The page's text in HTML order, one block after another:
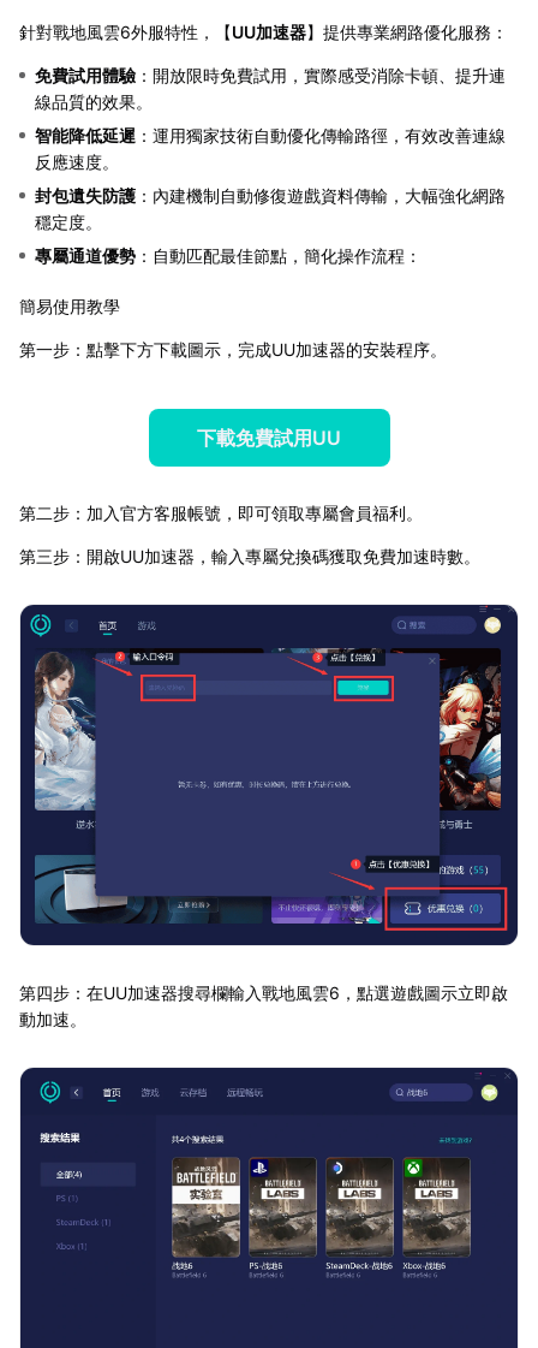
針對戰地風雲6外服特性，【UU加速器】提供專業網路優化服務：
免費試用體驗 ：開放限時免費試用，實際感受消除卡頓、提升連
線品質的效果。
智能降低延遲 ：運用獨家技術自動優化傳輸路徑，有效改善連線
反應速度。
封包遺失防護 ：內建機制自動修復遊戲資料傳輸，大幅強化網路
穩定度。
專屬通道優勢 ：自動匹配最佳節點，簡化操作流程：
簡易使用教學
第一步：點擊下方下載圖示，完成UU加速器的安裝程序。
下載免費試用UU
第二步：加入官方客服帳號，即可領取專屬會員福利。
第三步：開啟UU加速器，輸入專屬兌換碼獲取免費加速時數。
第四步：在UU加速器搜尋欄輸入戰地風雲6，點選遊戲圖示立即啟
動加速。